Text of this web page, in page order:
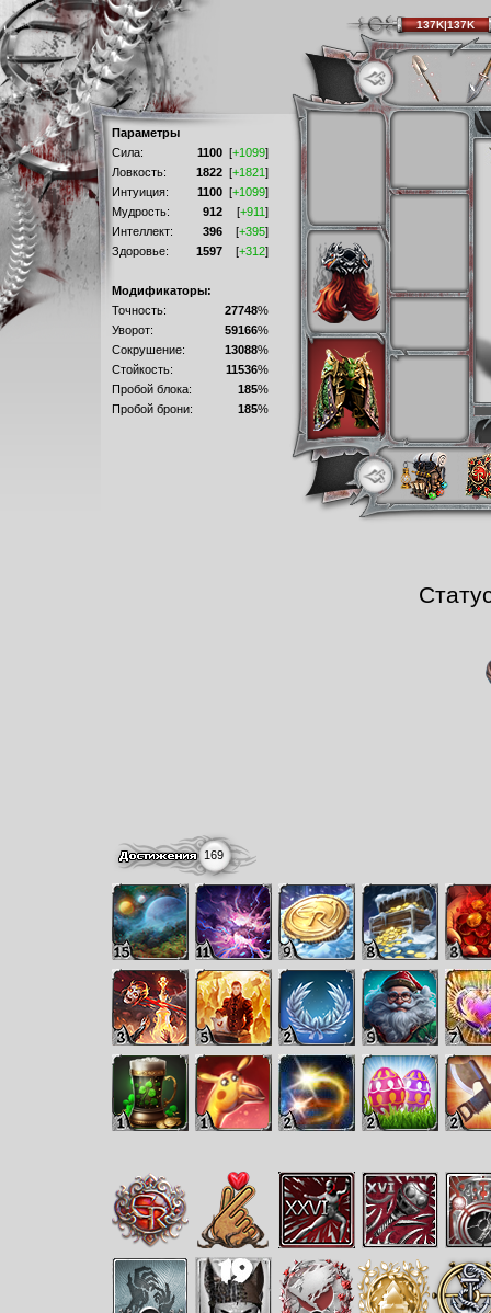
Параметры
Сила:
1100 [+1099]
Ловкость:
1822 [+1821]
Интуиция:
1100 [+1099]
Мудрость:
912 [+911]
Интеллект:
396 [+395]
Здоровье:
1597 [+312]
Модификаторы:
Точность:
27748%
Уворот:
59166%
Сокрушение:
13088%
Стойкость:
11536%
Пробой блока:
185%
Пробой брони:
185%
169
137K|137K